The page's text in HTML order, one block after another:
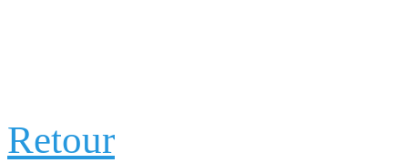
Retour